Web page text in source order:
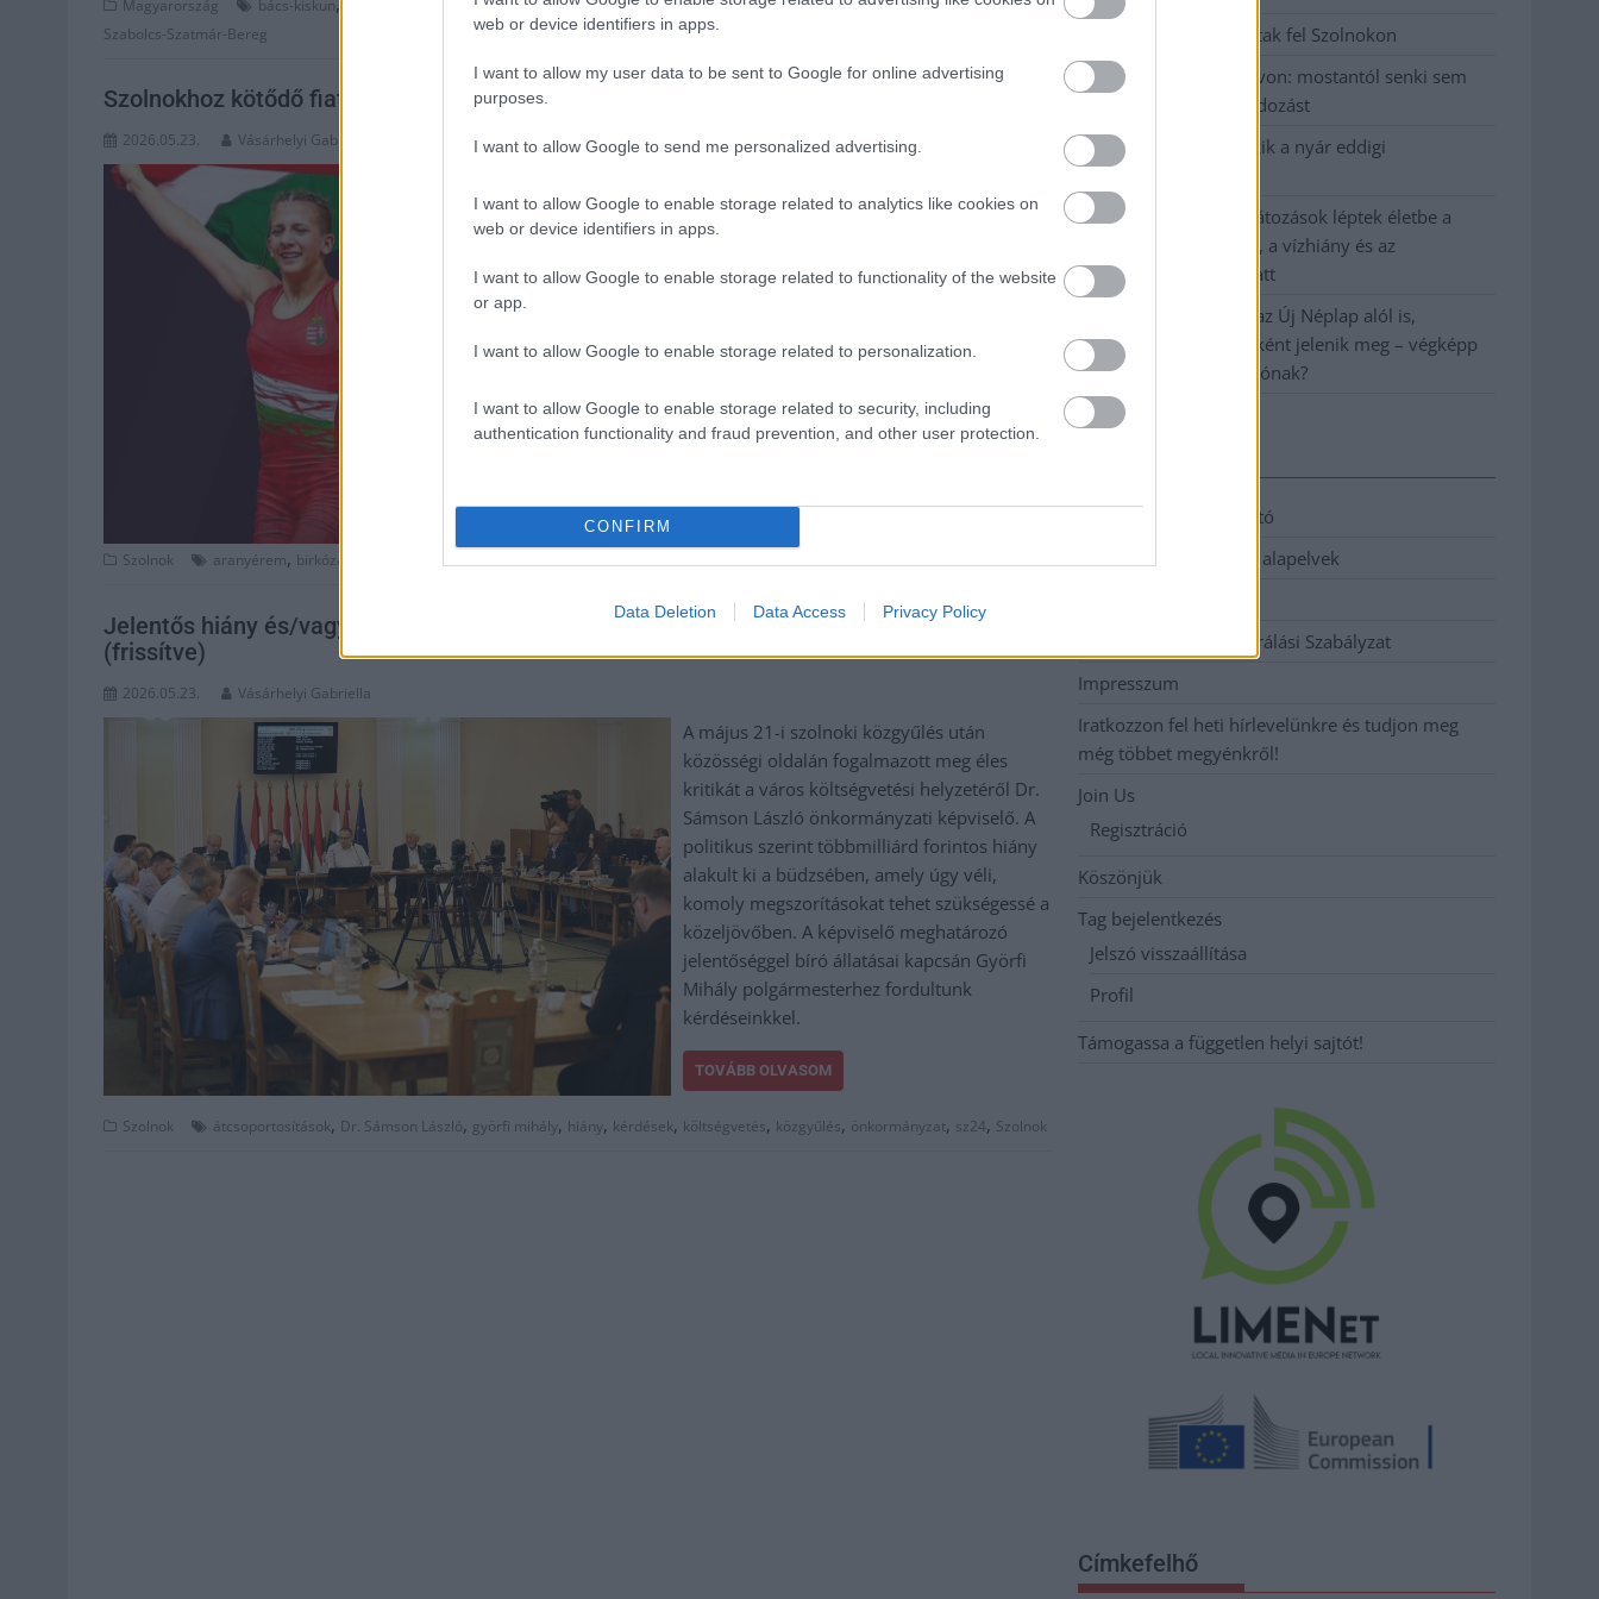
web or device identifiers in apps.
I want to allow my user data to be sent to Google for online advertising
purposes.
I want to allow Google to send me personalized advertising.
I want to allow Google to enable storage related to analytics like cookies on
web or device identifiers in apps.
I want to allow Google to enable storage related to functionality of the website
or app.
I want to allow Google to enable storage related to personalization.
I want to allow Google to enable storage related to security, including
authentication functionality and fraud prevention, and other user protection.
CONFIRM
Data Deletion Data Access Privacy Policy
Magyarország bács-kiskun csongrád-csanád független lapok hajdú-bihar hírek Jász-Nagykun-Szolnok médiaajánló
Szabolcs-Szatmár-Bereg
Szolnokhoz kötődő fiatal sportoló lett Európa-bajnok birkózásban, méghozzá ötödjére
2026.05.23. Vásárhelyi Gabriella
15 éves, Szolnokhoz több szálon is kötődő
Sillei Janka. A fiatal sportoló – aki jelenleg a
súlycsoportban bizonyult a kontinens
mérkőzését tussal nyerte meg.
TOVÁBB OLVASOM
Szolnok aranyérem, birkózás
Jelentős hiány és/vagy átcsoportosítás? – Mi történik Szolnok költségvetésével?
(frissítve)
2026.05.23. Vásárhelyi Gabriella
A május 21-i szolnoki közgyűlés után
közösségi oldalán fogalmazott meg éles
kritikát a város költségvetési helyzetéről Dr.
Sámson László önkormányzati képviselő. A
politikus szerint többmilliárd forintos hiány
alakult ki a büdzsében, amely úgy véli,
komoly megszorításokat tehet szükségessé a
közeljövőben. A képviselő meghatározó
jelentőséggel bíró állatásai kapcsán Györfi
Mihály polgármesterhez fordultunk
kérdéseinkkel.
TOVÁBB OLVASOM
Szolnok átcsoportosítások, Dr. Sámson László, györfi mihály, hiány, kérdések, költségvetés, közgyűlés, önkormányzat, sz24, Szolnok
Hatalmas lángok csaptak fel Szolnokon
Vízitraffipax a Tisza-tavon: mostantól senki sem
úszhatja meg a száguldozást
Szolnokra is megérkezik a nyár eddigi
legkeményebb napja
Már Szolnokon is korlátozások léptek életbe a
tartós hatalmas hőség, a vízhiány és az
áramtakarékosság miatt
A NER kihúzta a talajt az Új Néplap alól is,
immáron csak hetilapként jelenik meg – végképp
vége a nyomtatott sajtónak?
Adatkezelési tájékoztató
Etikai és függetlenségi alapelvek
Hozzászólási és Moderálási Szabályzat
Impresszum
Iratkozzon fel heti hírlevelünkre és tudjon meg
még többet megyénkről!
Join Us
Regisztráció
Köszönjük
Tag bejelentkezés
Jelszó visszaállítása
Profil
Támogassa a független helyi sajtót!
Címkefelhő